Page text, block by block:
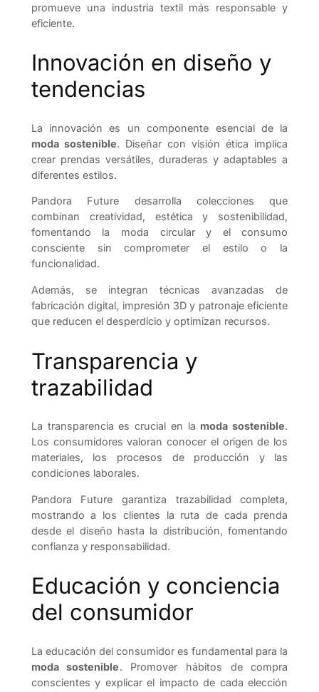
promueve una industria textil más responsable y
eficiente.
Innovación en diseño y
tendencias
La innovación es un componente esencial de la
moda sostenible. Diseñar con visión ética implica
crear prendas versátiles, duraderas y adaptables a
diferentes estilos.
Pandora Future desarrolla colecciones que
combinan creatividad, estética y sostenibilidad,
fomentando la moda circular y el consumo
consciente sin comprometer el estilo o la
funcionalidad.
Además, se integran técnicas avanzadas de
fabricación digital, impresión 3D y patronaje eficiente
que reducen el desperdicio y optimizan recursos.
Transparencia y
trazabilidad
La transparencia es crucial en la moda sostenible.
Los consumidores valoran conocer el origen de los
materiales, los procesos de producción y las
condiciones laborales.
Pandora Future garantiza trazabilidad completa,
mostrando a los clientes la ruta de cada prenda
desde el diseño hasta la distribución, fomentando
confianza y responsabilidad.
Educación y conciencia
del consumidor
La educación del consumidor es fundamental para la
moda sostenible. Promover hábitos de compra
conscientes y explicar el impacto de cada elección